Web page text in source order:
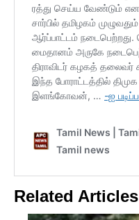
Related Articles